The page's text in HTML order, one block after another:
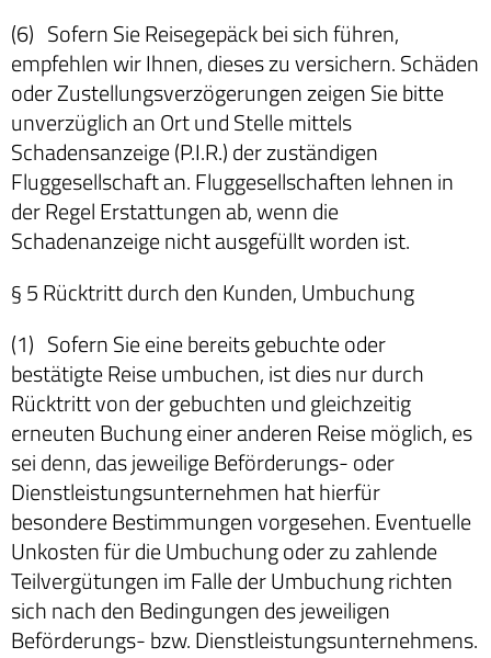
(6) Sofern Sie Reisegepäck bei sich führen,
empfehlen wir Ihnen, dieses zu versichern. Schäden
oder Zustellungsverzögerungen zeigen Sie bitte
unverzüglich an Ort und Stelle mittels
Schadensanzeige (P.I.R.) der zuständigen
Fluggesellschaft an. Fluggesellschaften lehnen in
der Regel Erstattungen ab, wenn die
Schadenanzeige nicht ausgefüllt worden ist.
§ 5 Rücktritt durch den Kunden, Umbuchung
(1) Sofern Sie eine bereits gebuchte oder
bestätigte Reise umbuchen, ist dies nur durch
Rücktritt von der gebuchten und gleichzeitig
erneuten Buchung einer anderen Reise möglich, es
sei denn, das jeweilige Beförderungs- oder
Dienstleistungsunternehmen hat hierfür
besondere Bestimmungen vorgesehen. Eventuelle
Unkosten für die Umbuchung oder zu zahlende
Teilvergütungen im Falle der Umbuchung richten
sich nach den Bedingungen des jeweiligen
Beförderungs- bzw. Dienstleistungsunternehmens.